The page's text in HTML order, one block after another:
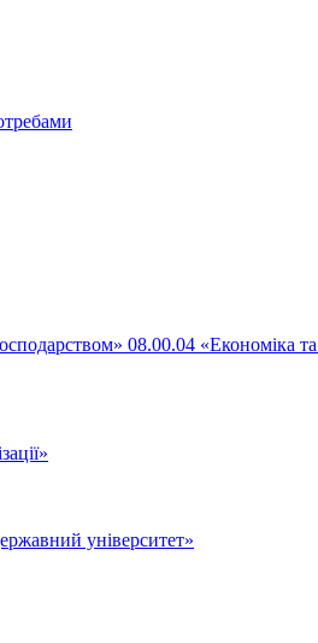
08.00.04 «Економіка
університет»